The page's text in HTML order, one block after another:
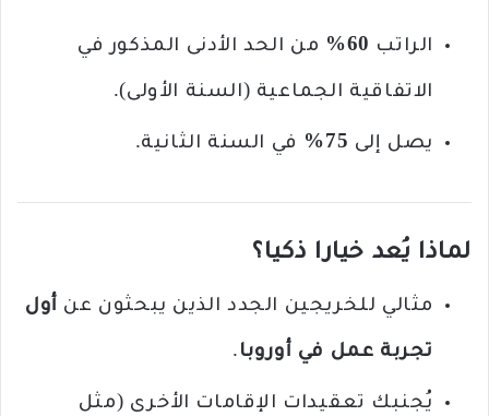
الراتب 60% من الحد الأدنى المذكور في
الاتفاقية الجماعية (السنة الأولى).
يصل إلى 75% في السنة الثانية.
لماذا يُعد خيارا ذكيا؟
مثالي للخريجين الجدد الذين يبحثون عن أول
تجربة عمل في أوروبا .
يُجنبك تعقيدات الإقامات الأخرى (مثل